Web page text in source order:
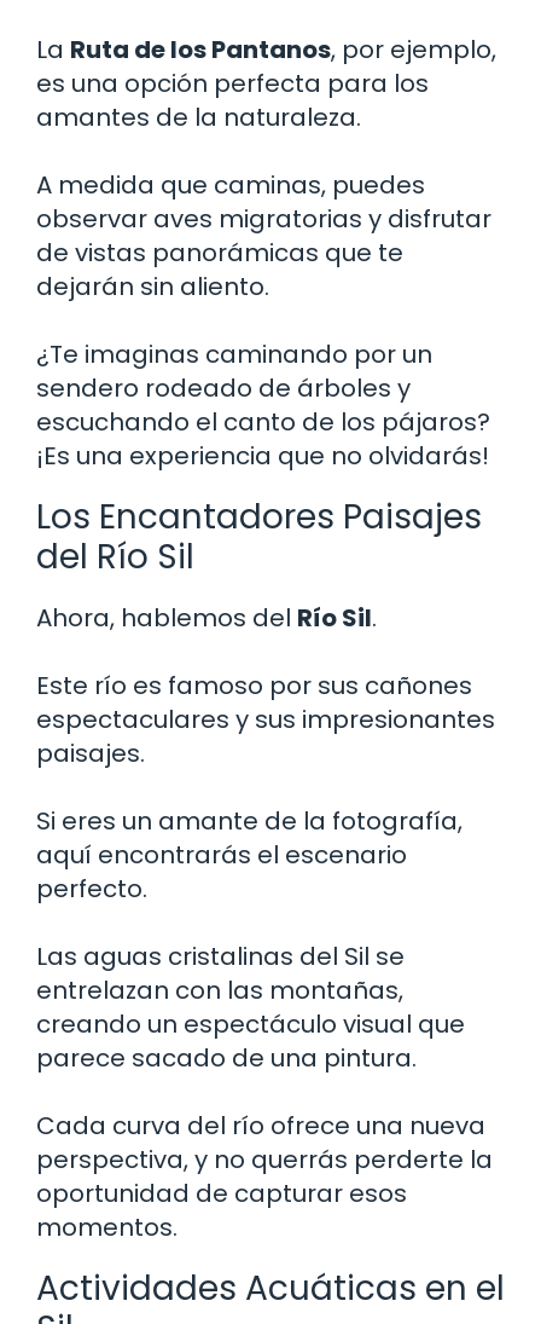
La Ruta de los Pantanos, por ejemplo,
es una opción perfecta para los
amantes de la naturaleza.
A medida que caminas, puedes
observar aves migratorias y disfrutar
de vistas panorámicas que te
dejarán sin aliento.
¿Te imaginas caminando por un
sendero rodeado de árboles y
escuchando el canto de los pájaros?
¡Es una experiencia que no olvidarás!
Los Encantadores Paisajes
del Río Sil
Ahora, hablemos del Río Sil.
Este río es famoso por sus cañones
espectaculares y sus impresionantes
paisajes.
Si eres un amante de la fotografía,
aquí encontrarás el escenario
perfecto.
Las aguas cristalinas del Sil se
entrelazan con las montañas,
creando un espectáculo visual que
parece sacado de una pintura.
Cada curva del río ofrece una nueva
perspectiva, y no querrás perderte la
oportunidad de capturar esos
momentos.
Actividades Acuáticas en el